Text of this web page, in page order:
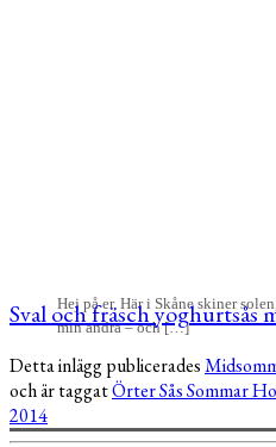
Hej på er, Här i Skåne skiner
min andra – och […]
Sval och fräsch yoghurtsås
Detta inlägg publicerades
och är taggatÖrterSåsSommar
2014